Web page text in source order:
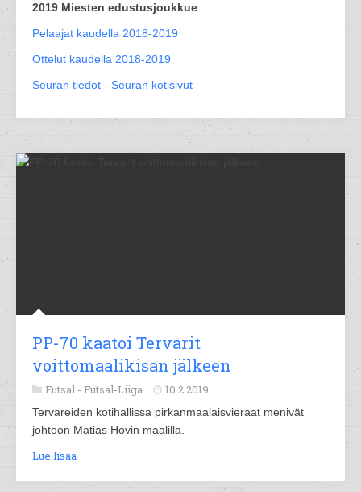
2019 Miesten edustusjoukkue
Pelaajat kaudella 2018-2019
Ottelut kaudella 2018-2019
Seuran tiedot - Seuran kotisivut
PP-70 kaatoi Tervarit
voittomaalikisan jälkeen
Futsal - Futsal-Liiga 10.2.2019
Tervareiden kotihallissa pirkanmaalaisvieraat menivät
johtoon Matias Hovin maalilla.
Lue lisää